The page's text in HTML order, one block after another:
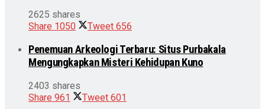
2625 shares
Share 1050 Tweet 656
Penemuan Arkeologi Terbaru: Situs Purbakala
Mengungkapkan Misteri Kehidupan Kuno
2403 shares
Share 961 Tweet 601